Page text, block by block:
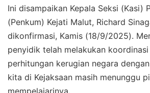
Ini disampaikan Kepala Seksi (Kasi)
(Penkum) Kejati Malut, Richard
dikonfirmasi, Kamis (18/9/2025).
penyidik telah melakukan
perhitungan kerugian negara dengan
kita di Kejaksaan masih menunggu